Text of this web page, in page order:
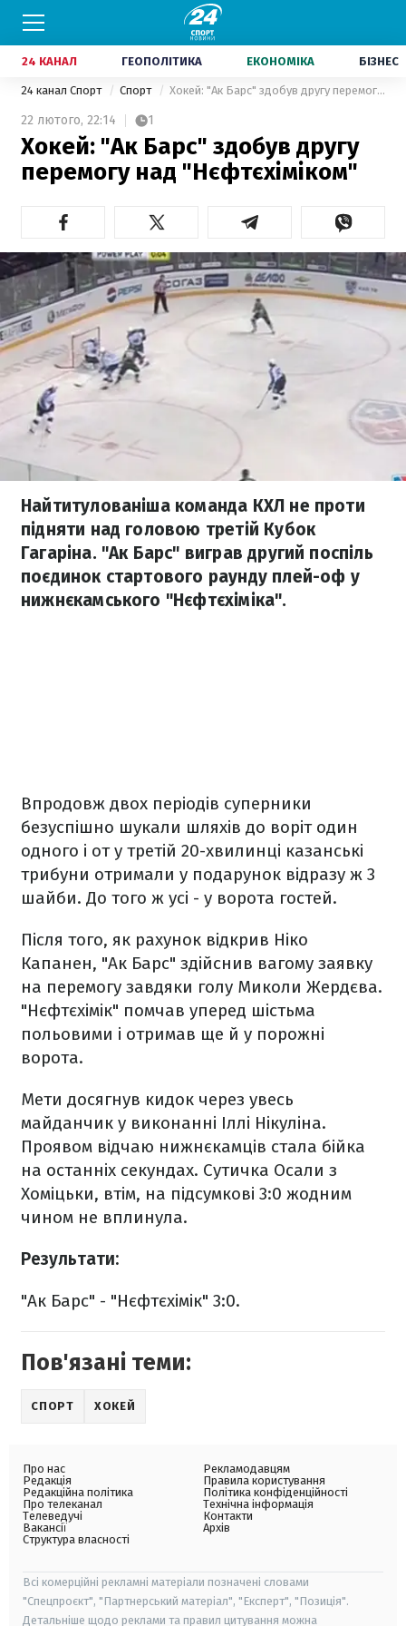
24 КАНАЛ ГЕОПОЛІТИКА ЕКОНОМІКА БІЗНЕС
24 канал Спорт Спорт Хокей: "Ак Барс" здобув другу перемогу над "Нєфтєхіміком"
22 лютого, 22:14 1
Хокей: "Ак Барс" здобув другу
перемогу над "Нєфтєхіміком"
Найтитулованіша команда КХЛ не проти
підняти над головою третій Кубок
Гагаріна. "Ак Барс" виграв другий поспіль
поєдинок стартового раунду плей-оф у
нижнєкамського "Нєфтєхіміка".
Впродовж двох періодів суперники
безуспішно шукали шляхів до воріт один
одного і от у третій 20-хвилинці казанські
трибуни отримали у подарунок відразу ж 3
шайби. До того ж усі - у ворота гостей.
Після того, як рахунок відкрив Ніко
Капанен, "Ак Барс" здійснив вагому заявку
на перемогу завдяки голу Миколи Жердєва.
"Нєфтєхімік" помчав уперед шістьма
польовими і отримав ще й у порожні
ворота.
Мети досягнув кидок через увесь
майданчик у виконанні Іллі Нікуліна.
Проявом відчаю нижнєкамців стала бійка
на останніх секундах. Сутичка Осали з
Хоміцьки, втім, на підсумкові 3:0 жодним
чином не вплинула.
Результати:
"Ак Барс" - "Нєфтєхімік" 3:0.
Пов'язані теми:
СПОРТ ХОКЕЙ
Про нас
Редакція
Редакційна політика
Про телеканал
Телеведучі
Вакансії
Структура власності
Рекламодавцям
Правила користування
Політика конфіденційності
Технічна інформація
Контакти
Архів
Всі комерційні рекламні матеріали позначені словами
"Спецпроєкт", "Партнерський матеріал", "Експерт", "Позиція".
Детальніше щодо реклами та правил цитування можна